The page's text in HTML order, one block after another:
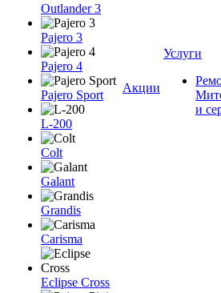
Outlander 3
Pajero 3
Pajero 4
Pajero Sport
L-200
Colt
Galant
Grandis
Carisma
Eclipse Cross
Акции
Услуги
и